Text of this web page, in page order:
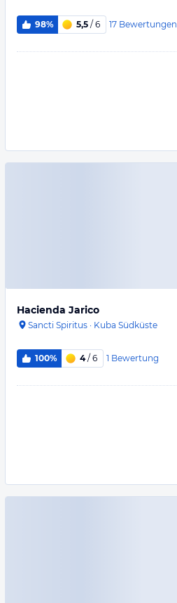
98% 5,5 / 6 17 Bewertungen
Hacienda Jarico
Sancti Spiritus · Kuba Südküste
100% 4/ 6 1 Bewertung